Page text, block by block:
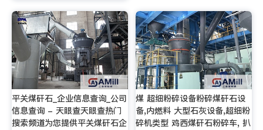
平关煤矸石_企业信息查询_公司
信息查询 - 天眼查天眼查热门
搜索频道为您提供平关煤矸石企
煤 超细粉碎设备粉碎煤矸石设
备,内燃料 大型石灰设备,超细粉
碎机类型 鸡西煤矸石粉碎车, 扒